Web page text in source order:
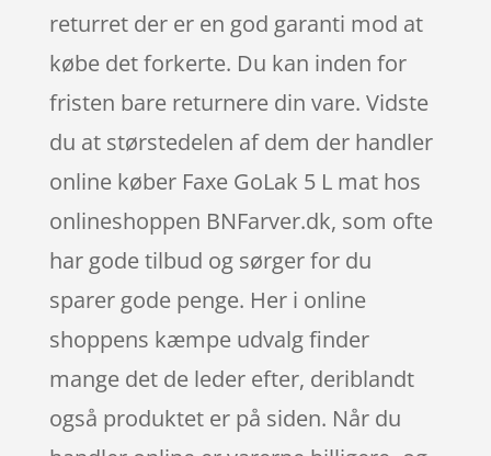
returret der er en god garanti mod at
købe det forkerte. Du kan inden for
fristen bare returnere din vare. Vidste
du at størstedelen af dem der handler
online køber Faxe GoLak 5 L mat hos
onlineshoppen BNFarver.dk, som ofte
har gode tilbud og sørger for du
sparer gode penge. Her i online
shoppens kæmpe udvalg finder
mange det de leder efter, deriblandt
også produktet er på siden. Når du